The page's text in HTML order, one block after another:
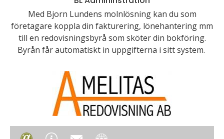
Med Bjorn Lundens molnlösning kan du som
företagare koppla din fakturering, lönehantering mm
till en redovisningsbyrå som sköter din bokföring.
Byrån får automatiskt in uppgifterna i sitt system.